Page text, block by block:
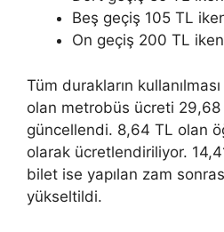
Beş geçiş 105 TL
On geçiş 200 TL
Tüm durakların
olan metrobüs ücreti 29,68
güncellendi. 8,64 TL olan
olarak ücretlendiriliyor.
bilet ise yapılan zam
yükseltildi.